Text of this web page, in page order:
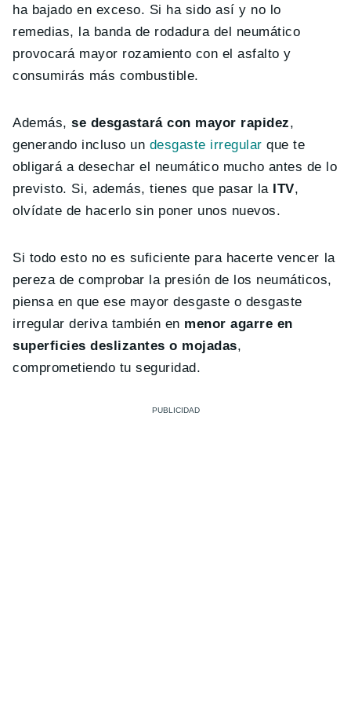
ha bajado en exceso. Si ha sido así y no lo
remedias, la banda de rodadura del neumático
provocará mayor rozamiento con el asfalto y
consumirás más combustible.
Además,se desgastará con mayor rapidez,
generando incluso un desgaste irregular que te
obligará a desechar el neumático mucho antes de lo
previsto. Si, además, tienes que pasar la ITV,
olvídate de hacerlo sin poner unos nuevos.
Si todo esto no es suficiente para hacerte vencer la
pereza de comprobar la presión de los neumáticos,
piensa en que ese mayor desgaste o desgaste
irregular deriva también en menor agarre en
superficies deslizantes o mojadas,
comprometiendo tu seguridad.